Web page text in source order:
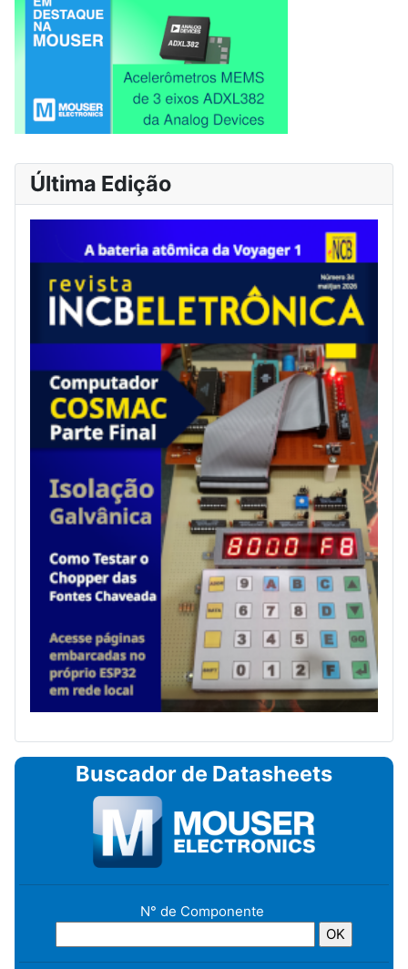
Última Edição
Buscador de Datasheets
N° de Componente